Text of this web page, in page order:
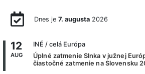
Dnes je 7. augusta2026
12
AUG
INÉ / celá Európa
Úplné zatmenie Slnka v južnej
čiastočné zatmenie na Slovensku